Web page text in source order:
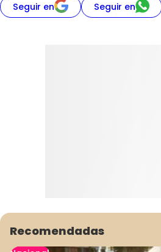
Seguir en Seguir en
Recomendadas